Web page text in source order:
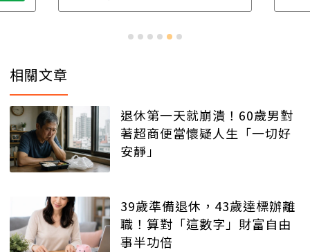
相關文章
退休第一天就崩潰！60歲男對
著超商便當懷疑人生「一切好
安靜」
39歲準備退休，43歲達標辦離
職！算對「這數字」財富自由
事半功倍